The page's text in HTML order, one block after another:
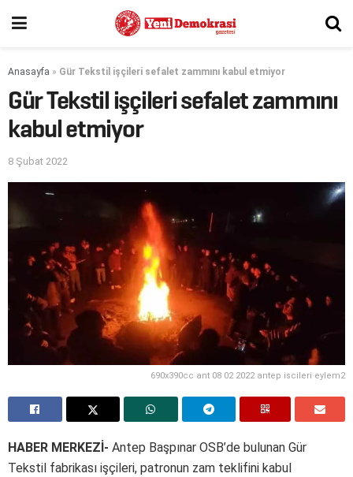
Anasayfa » Gür Tekstil işçileri sefalet zammını kabul etmiyor
Gür Tekstil işçileri sefalet zammını
kabul etmiyor
8 Şubat 2022
690x390cc ant 08 02 2022 antep iscileri eylem2
HABER MERKEZİ- Antep Başpınar OSB’de bulunan Gür
Tekstil fabrikası işçileri, patronun zam teklifini kabul